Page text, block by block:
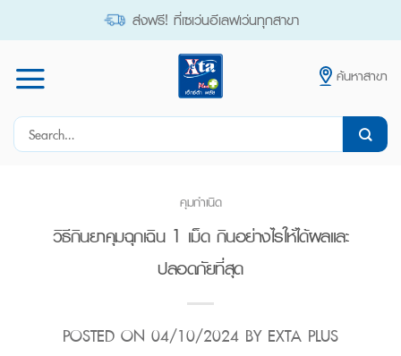
ส่งฟรี! ที่เซเว่นอีเลฟเว่นทุกสาขา
ค้นหาสาขา
Search
คุมกำเนิด
วิธีกินยาคุมฉุกเฉิน 1 เม็ด กินอย่างไรให้ได้ผลและ
ปลอดภัยที่สุด
POSTED ON 04/10/2024 BY EXTA PLUS